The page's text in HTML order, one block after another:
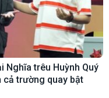
Nghĩa trêu Huỳnh Quý
cả trường quay bật